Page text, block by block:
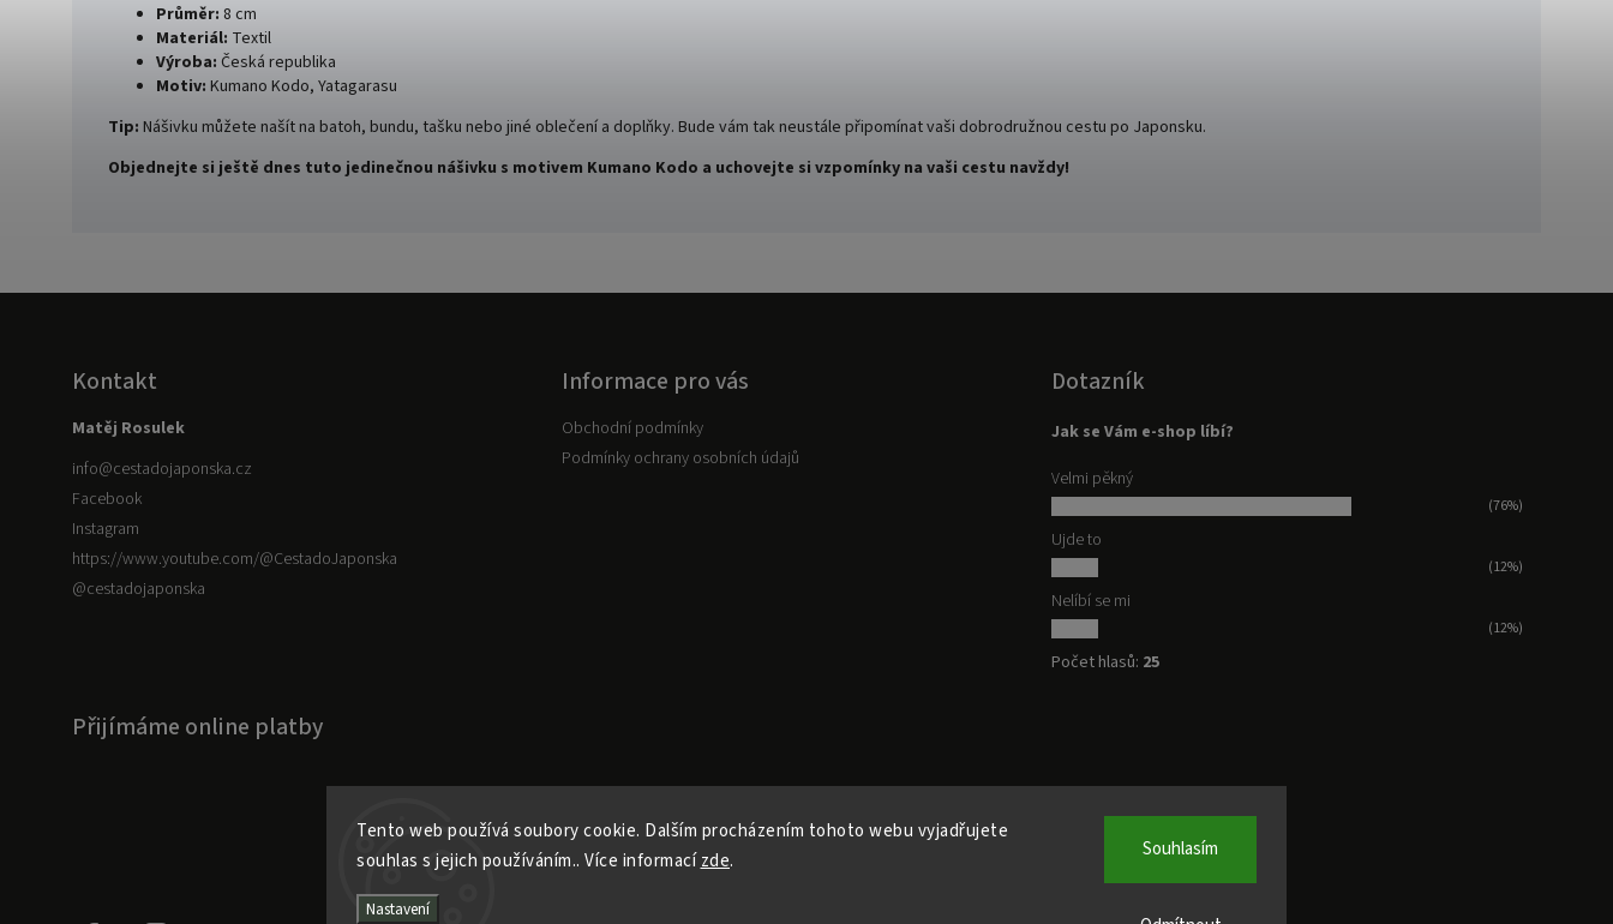
Tento web používá soubory cookie. Dalším procházením tohoto webu vyjadřujete
souhlas s jejich používáním.. Více informacízde.
Nastavení
Souhlasím
Průměr: 8 cm
Materiál: Textil
Výroba: Česká republika
Motiv: Kumano Kodo, Yatagarasu
Tip: Nášivku můžete našít na batoh, bundu, tašku nebo jiné oblečení a doplňky. Bude vám tak neustále připomínat vaši dobrodružnou cestu po Japonsku.
Objednejte si ještě dnes tuto jedinečnou nášivku s motivem Kumano Kodo a uchovejte si vzpomínky na vaši cestu navždy!
Kontakt
Matěj Rosulek
info@cestadojaponska.cz
Facebook
Instagram
https://www.youtube.com/@CestadoJaponska
@cestadojaponska
Informace pro vás
Obchodní podmínky
Podmínky ochrany osobních údajů
Dotazník
Jak se Vám e-shop líbí?
Velmi pěkný
(76%)
Ujde to
(12%)
Nelíbí se mi
(12%)
Počet hlasů: 25
Přijímáme online platby